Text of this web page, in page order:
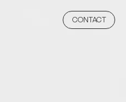
CONTACT